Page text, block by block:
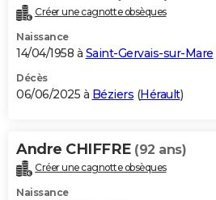
Créer une cagnotte obsèques
Naissance
14/04/1958 à Saint-Gervais-sur-Mare
Décès
06/06/2025 à Béziers (Hérault)
Andre CHIFFRE (92 ans)
Créer une cagnotte obsèques
Naissance